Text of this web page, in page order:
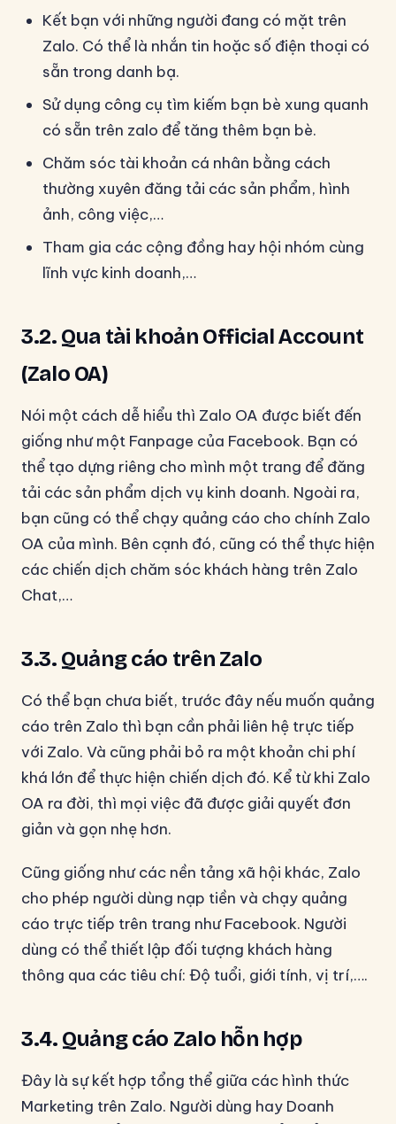
Kết bạn với những người đang có mặt trên
Zalo. Có thể là nhắn tin hoặc số điện thoại có
sẵn trong danh bạ.
Sử dụng công cụ tìm kiếm bạn bè xung quanh
có sẵn trên zalo để tăng thêm bạn bè.
Chăm sóc tài khoản cá nhân bằng cách
thường xuyên đăng tải các sản phẩm, hình
ảnh, công việc,…
Tham gia các cộng đồng hay hội nhóm cùng
lĩnh vực kinh doanh,…
3.2. Qua tài khoản Official Account
(Zalo OA)
Nói một cách dễ hiểu thì Zalo OA được biết đến
giống như một Fanpage của Facebook. Bạn có
thể tạo dựng riêng cho mình một trang để đăng
tải các sản phẩm dịch vụ kinh doanh. Ngoài ra,
bạn cũng có thể chạy quảng cáo cho chính Zalo
OA của mình. Bên cạnh đó, cũng có thể thực hiện
các chiến dịch chăm sóc khách hàng trên Zalo
Chat,…
3.3. Quảng cáo trên Zalo
Có thể bạn chưa biết, trước đây nếu muốn quảng
cáo trên Zalo thì bạn cần phải liên hệ trực tiếp
với Zalo. Và cũng phải bỏ ra một khoản chi phí
khá lớn để thực hiện chiến dịch đó. Kể từ khi Zalo
OA ra đời, thì mọi việc đã được giải quyết đơn
giản và gọn nhẹ hơn.
Cũng giống như các nền tảng xã hội khác, Zalo
cho phép người dùng nạp tiền và chạy quảng
cáo trực tiếp trên trang như Facebook. Người
dùng có thể thiết lập đối tượng khách hàng
thông qua các tiêu chí: Độ tuổi, giới tính, vị trí,….
3.4. Quảng cáo Zalo hỗn hợp
Đây là sự kết hợp tổng thể giữa các hình thức
Marketing trên Zalo. Người dùng hay Doanh